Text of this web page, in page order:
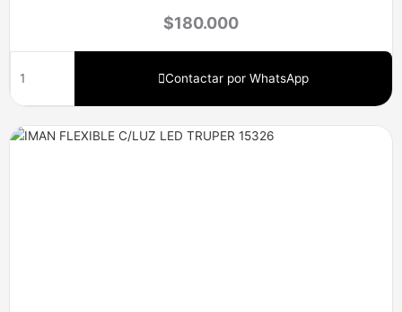
$180.000
Contactar por WhatsApp